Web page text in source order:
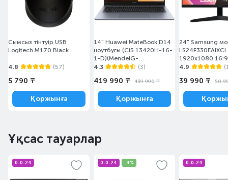
Сымсыз тінтуір USB
Logitech M170 Black
4.8 (57)
5 790 ₸
Қоржынға
14" Huawei MateBook D14
ноутбугы (Ci5 13420H-16-
1-D)(MendelG-
W5611D/DOS)
4.3 (3)
419 990 ₸ 439 990 ₸
Қоржынға
24" Samsung
LS24F330EAIXCI
1920x1080
(HDMI+DP) Black
4.9
39 990 ₸ 50
Ұқсас тауарлар
0-0-24 0-0-24 -4% 0-0-24